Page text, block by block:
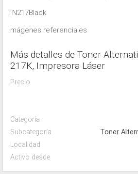
TN217Black
Imágenes referenciales
Más detalles de Toner
217K, Impresora Láser
Precio
Categoría
Subcategoría
Toner
Localidad
Activo desde